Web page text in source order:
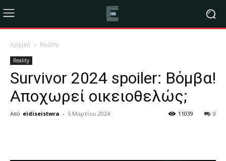
Αρχική Reality
Reality
Survivor 2024 spoiler: Βόμβα!
Αποχωρεί οικειοθελώς;
Από eidiseistwra - 5 Μαρτίου 2024 0
11039